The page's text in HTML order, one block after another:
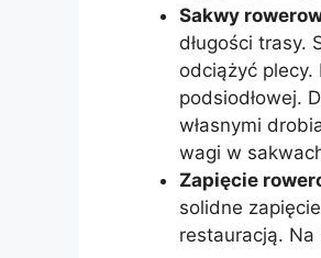
Sakwy
długości trasy.
odciążyć
podsiodłowej.
własnymi
wagi w
Zapięcie
solidne
restauracją.